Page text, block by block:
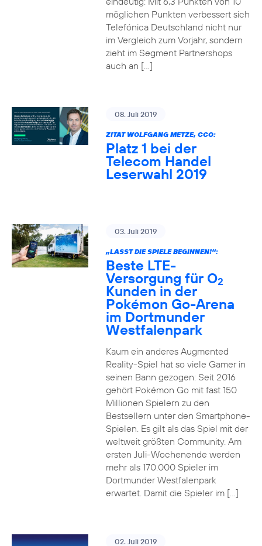
möglichen Punkten verbessert sich
Telefónica Deutschland nicht nur
im Vergleich zum Vorjahr, sondern
zieht im Segment Partnershops
auch an […]
08. Juli 2019
ZITAT WOLFGANG METZE, CCO:
Platz 1 bei der
Telecom Handel
Leserwahl 2019
03. Juli 2019
„LASST DIE SPIELE BEGINNEN!“:
Beste LTE-
Versorgung für O2
Kunden in der
Pokémon Go-Arena
im Dortmunder
Westfalenpark
Kaum ein anderes Augmented
Reality-Spiel hat so viele Gamer in
seinen Bann gezogen: Seit 2016
gehört Pokémon Go mit fast 150
Millionen Spielern zu den
Bestsellern unter den Smartphone-
Spielen. Es gilt als das Spiel mit der
weltweit größten Community. Am
ersten Juli-Wochenende werden
mehr als 170.000 Spieler im
Dortmunder Westfalenpark
erwartet. Damit die Spieler im […]
02. Juli 2019